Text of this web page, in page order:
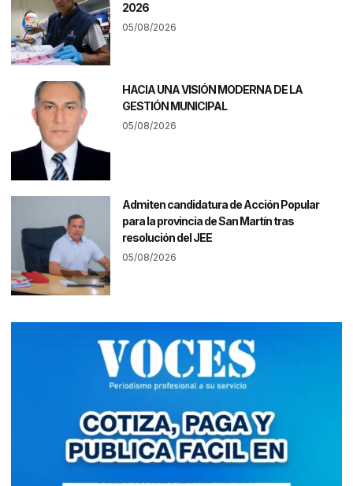
2026
05/08/2026
HACIA UNA VISIÓN MODERNA DE LA
GESTIÓN MUNICIPAL
05/08/2026
Admiten candidatura de Acción Popular
para la provincia de San Martín tras
resolución del JEE
05/08/2026